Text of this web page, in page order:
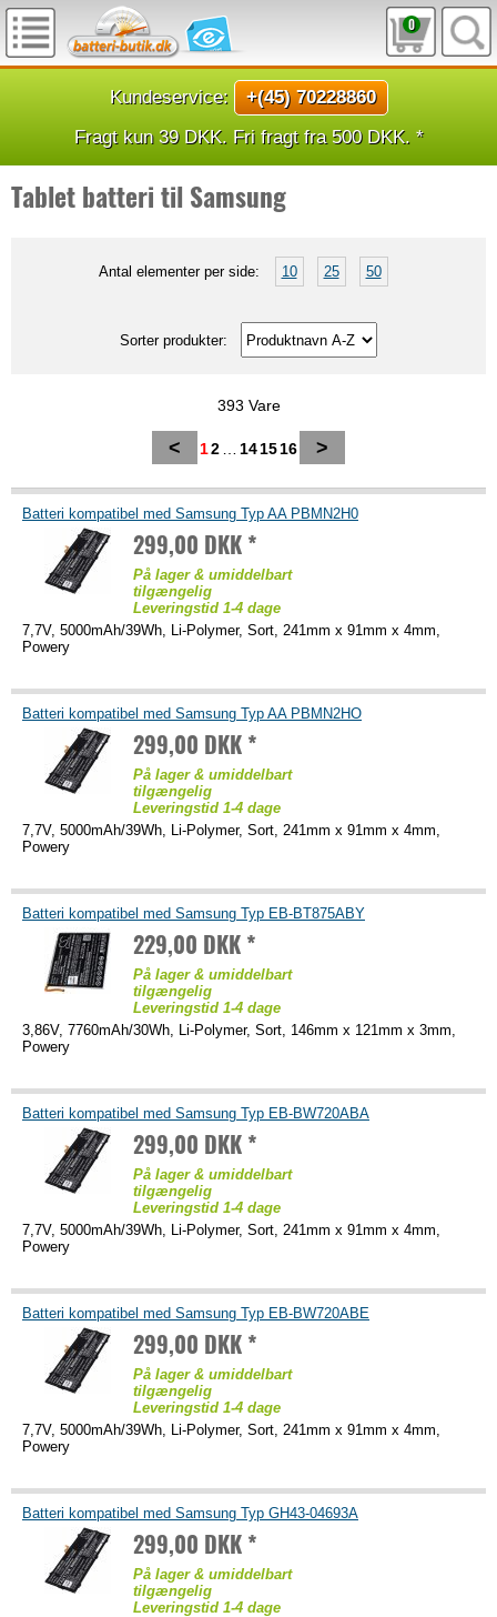
0
Kundeservice:
+(45) 70228860
Fragt kun 39 DKK. Fri fragt fra 500 DKK. *
Tablet batteri til Samsung
Antal elementer per side: 10 25 50
Sorter produkter:
393 Vare
< 12 141516 >
Batteri kompatibel med Samsung Typ AA PBMN2H0
299,00 DKK *
På lager & umiddelbart
tilgængelig
Leveringstid 1-4 dage
7,7V, 5000mAh/39Wh, Li-Polymer, Sort, 241mm x 91mm x 4mm,
Powery
Batteri kompatibel med Samsung Typ AA PBMN2HO
299,00 DKK *
På lager & umiddelbart
tilgængelig
Leveringstid 1-4 dage
7,7V, 5000mAh/39Wh, Li-Polymer, Sort, 241mm x 91mm x 4mm,
Powery
Batteri kompatibel med Samsung Typ EB-BT875ABY
229,00 DKK *
På lager & umiddelbart
tilgængelig
Leveringstid 1-4 dage
3,86V, 7760mAh/30Wh, Li-Polymer, Sort, 146mm x 121mm x 3mm,
Powery
Batteri kompatibel med Samsung Typ EB-BW720ABA
299,00 DKK *
På lager & umiddelbart
tilgængelig
Leveringstid 1-4 dage
7,7V, 5000mAh/39Wh, Li-Polymer, Sort, 241mm x 91mm x 4mm,
Powery
Batteri kompatibel med Samsung Typ EB-BW720ABE
299,00 DKK *
På lager & umiddelbart
tilgængelig
Leveringstid 1-4 dage
7,7V, 5000mAh/39Wh, Li-Polymer, Sort, 241mm x 91mm x 4mm,
Powery
Batteri kompatibel med Samsung Typ GH43-04693A
299,00 DKK *
På lager & umiddelbart
tilgængelig
Leveringstid 1-4 dage